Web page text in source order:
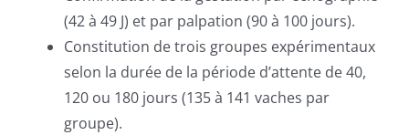
(42 à 49 J) et par palpation (90 à 100 jours).
Constitution de trois groupes expérimentaux
selon la durée de la période d’attente de 40,
120 ou 180 jours (135 à 141 vaches par
groupe).